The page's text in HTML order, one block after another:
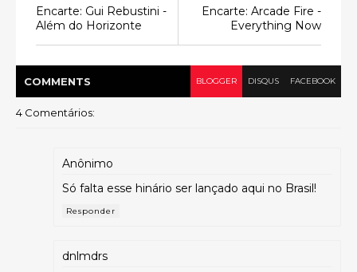
Encarte: Arcade Fire -
Everything Now
Encarte: Gui Rebustini -
Além do Horizonte
COMMENTS BLOGGER DISQUS FACEBOOK
4 Comentários:
Anônimo
Só falta esse hinário ser lançado aqui no Brasil!
Responder
dnlmdrs